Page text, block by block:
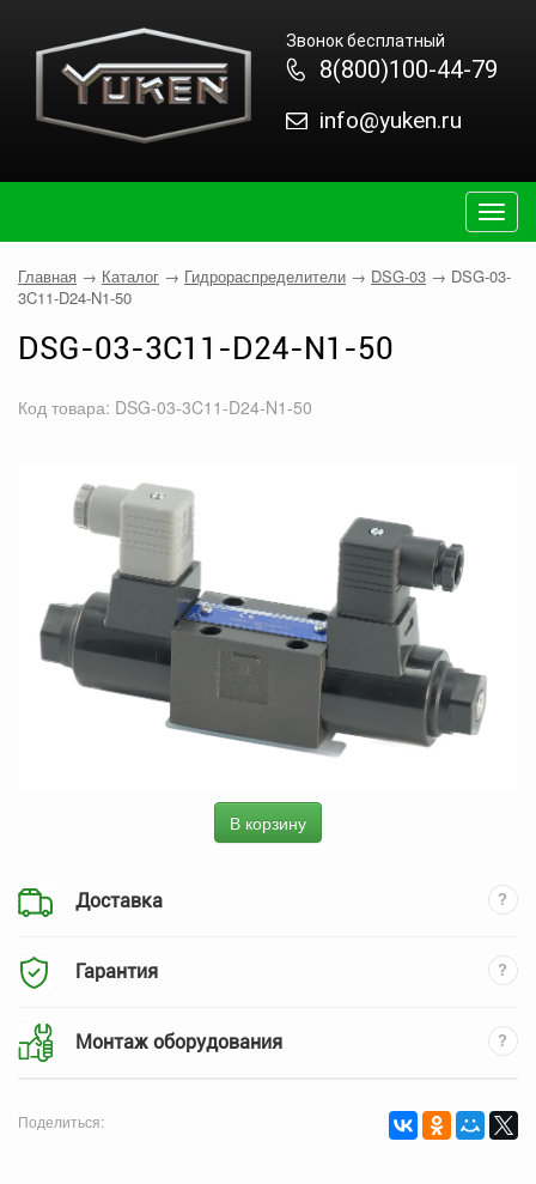
Звонок бесплатный
8(800)100-44-79
info@yuken.ru
Главная → Каталог → Гидрораспределители → DSG-03 → DSG-03-
3C11-D24-N1-50
DSG-03-3C11-D24-N1-50
Код товара: DSG-03-3C11-D24-N1-50
В корзину
Доставка
Гарантия
Монтаж оборудования
Поделиться: